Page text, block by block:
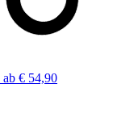
ab € 54,90